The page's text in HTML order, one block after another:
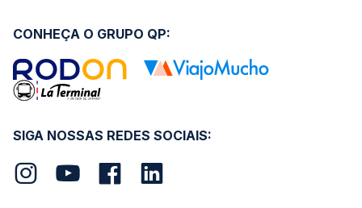
SIGA NOSSAS REDES SOCIAIS:
CONHEÇA O GRUPO QP: